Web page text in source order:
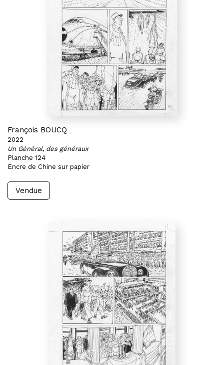
François BOUCQ
2022
Un Général, des généraux
Planche 124
Encre de Chine sur papier
Vendue